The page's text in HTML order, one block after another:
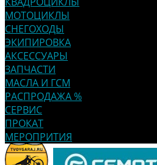
МОТОЦИКЛЫ
СНЕГОХОДЫ
ЭКИПИРОВКА
АКСЕССУАРЫ
ЗАПЧАСТИ
МАСЛА И ГСМ
РАСПРОДАЖА %
СЕРВИС
ПРОКАТ
МЕРОПРИТИЯ